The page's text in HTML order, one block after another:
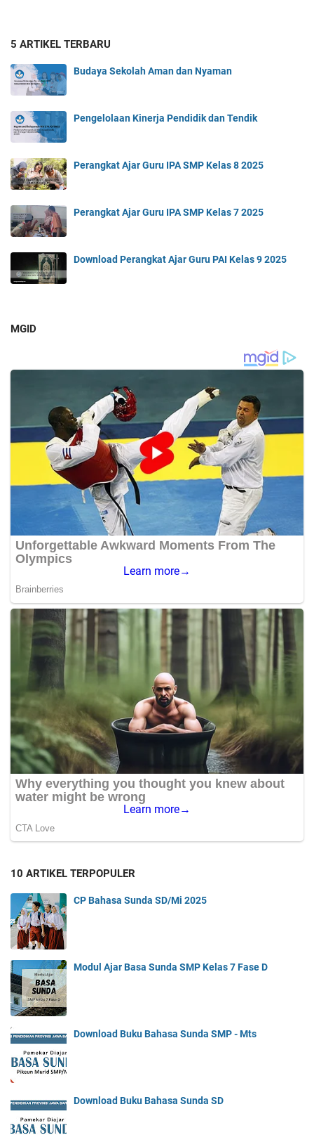
5 ARTIKEL TERBARU
Budaya Sekolah Aman dan Nyaman
Pengelolaan Kinerja Pendidik dan Tendik
Perangkat Ajar Guru IPA SMP Kelas 8 2025
Perangkat Ajar Guru IPA SMP Kelas 7 2025
Download Perangkat Ajar Guru PAI Kelas 9 2025
MGID
10 ARTIKEL TERPOPULER
CP Bahasa Sunda SD/Mi 2025
Modul Ajar Basa Sunda SMP Kelas 7 Fase D
Download Buku Bahasa Sunda SMP - Mts
Download Buku Bahasa Sunda SD